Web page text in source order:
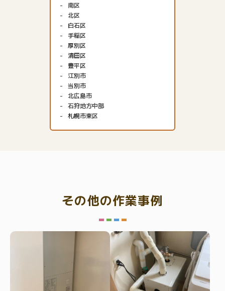
南区
北区
白石区
手稲区
厚別区
清田区
豊平区
江別市
当別市
北広島市
石狩地方中部
札幌市東区
その他の作業事例